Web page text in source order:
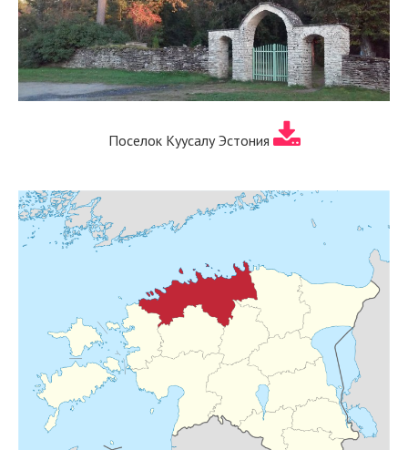
Поселок Куусалу Эстония